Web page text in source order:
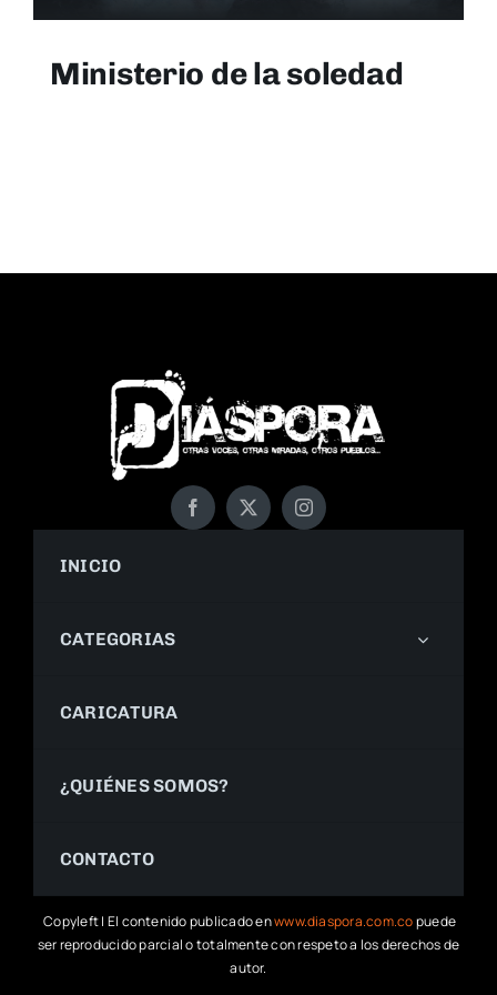
Ministerio de la soledad
INICIO
CATEGORIAS
CARICATURA
¿QUIÉNES SOMOS?
CONTACTO
Copyleft | El contenido publicado enwww.diaspora.com.copuede
ser reproducido parcial o totalmente con respeto a los derechos de
autor.